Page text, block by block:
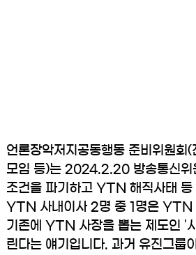
언론장악저지공동행동 준비위원회
모임 등)는 2024.2.20 방송통신위
조건을 파기하고 YTN 해직사태
YTN 사내이사 2명 중 1명은 YTN
기존에 YTN 사장을 뽑는 제도인 '
린다는 얘기입니다. 과거 유진그